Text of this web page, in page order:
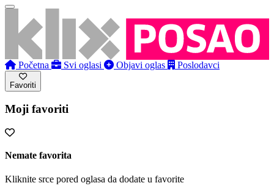
Početna Svi oglasi Objavi oglas Poslodavci
Favoriti
Moji favoriti
Nemate favorita
Kliknite srce pored oglasa da dodate u favorite